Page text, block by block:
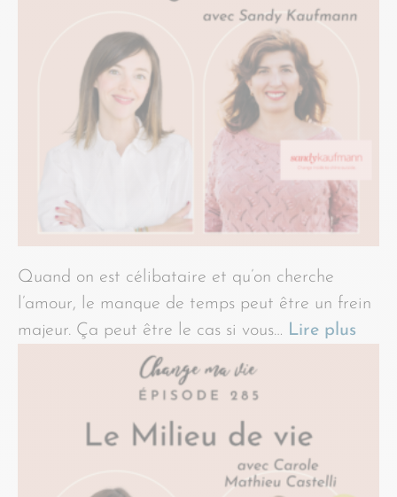
Quand on est célibataire et qu’on cherche
l’amour, le manque de temps peut être un frein
majeur. Ça peut être le cas si vous… Lire plus